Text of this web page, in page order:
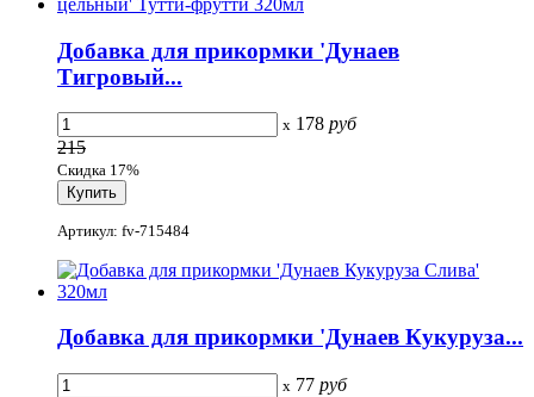
Добавка для прикормки 'Дунаев
Тигровый...
x 178 руб
215
Скидка 17%
Артикул: fv-715484
Добавка для прикормки 'Дунаев Кукуруза...
x 77 руб